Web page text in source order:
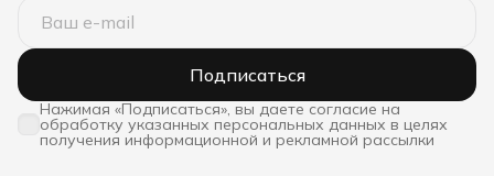
Подписаться
Нажимая «Подписаться», вы даете согласие на
обработку указанных персональных данных в целях
получения информационной и рекламной рассылки